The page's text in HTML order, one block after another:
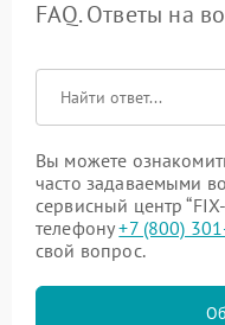
FAQ. Ответы на
Вы можете
часто задаваемыми
сервисный центр
телефону+7 (800)
свой вопрос.